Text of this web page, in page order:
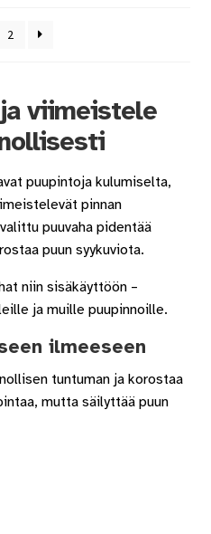
2
viimeistele
puupintoja kulumiselta,
pinnan
puuvaha pidentää
puun syykuviota.
niin sisäkäyttöön –
ja muille puupinnoille.
ilmeeseen
tuntuman ja korostaa
mutta säilyttää puun